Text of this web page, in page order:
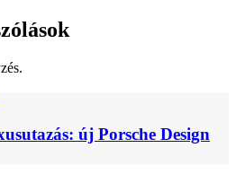
új Porsche Design